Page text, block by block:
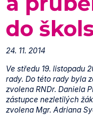
do
24. 11. 2014
Ve středu 19. listopadu
rady. Do této rady byla
zvolena RNDr. Daniela
zástupce nezletilých
zvolena Mgr. Adriana